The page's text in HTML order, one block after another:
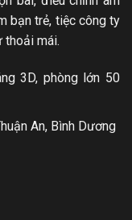
bạn trẻ, tiệc công ty
thoải mái.
3D, phòng lớn 50
An, Bình Dương